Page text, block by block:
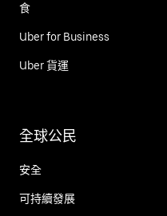
食
Uber for Business
Uber 貨運
全球公民
安全
可持續發展